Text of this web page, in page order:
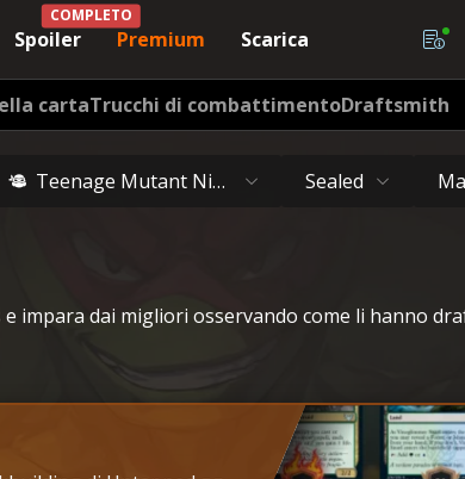
Spoiler
COMPLETO
Premium Scarica
cartaTrucchi di combattimentoDraftsmith
Teenage Mutant Ninja Turtles Sealed
impara dai migliori osservando come li hanno